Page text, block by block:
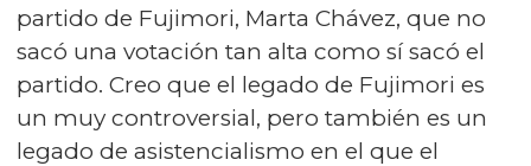
partido de Fujimori, Marta Chávez, que no
sacó una votación tan alta como sí sacó el
partido. Creo que el legado de Fujimori es
un muy controversial, pero también es un
legado de asistencialismo en el que el